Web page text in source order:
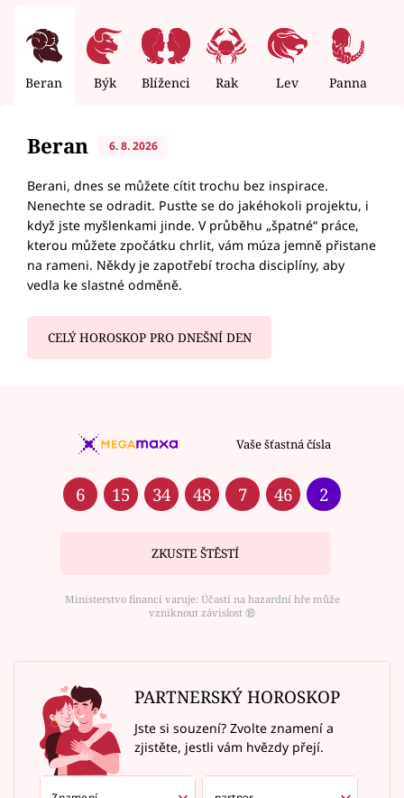
Beran Býk Blíženci Rak Lev Panna
Beran 6. 8. 2026
Berani, dnes se můžete cítit trochu bez inspirace.
Nenechte se odradit. Pusťte se do jakéhokoli projektu, i
když jste myšlenkami jinde. V průběhu „špatné“ práce,
kterou můžete zpočátku chrlit, vám múza jemně přistane
na rameni. Někdy je zapotřebí trocha disciplíny, aby
vedla ke slastné odměně.
CELÝ HOROSKOP PRO DNEŠNÍ DEN
Vaše šťastná čísla
6 15 34 48 7 46 2
ZKUSTE ŠTĚSTÍ
Ministerstvo financí varuje: Účastí na hazardní hře může
vzniknout závislost ⑱
PARTNERSKÝ HOROSKOP
Jste si souzení? Zvolte znamení a
zjistěte, jestli vám hvězdy přejí.